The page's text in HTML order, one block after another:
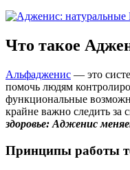
Что такое
Альфадженис — это
помочь людям
функциональные
крайне важно следить за
здоровье: Адженис
Принципы работы